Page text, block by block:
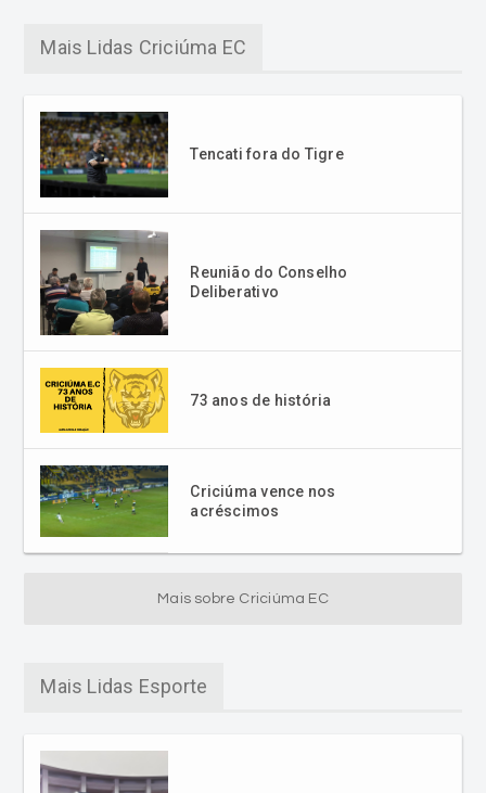
Mais Lidas Criciúma EC
Tencati fora do Tigre
Reunião do Conselho
Deliberativo
73 anos de história
Criciúma vence nos
acréscimos
Mais sobre Criciúma EC
Mais Lidas Esporte